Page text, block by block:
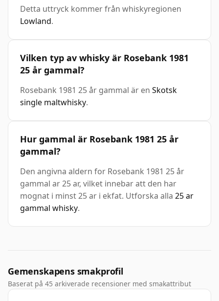
Detta uttryck kommer från whiskyregionen
Lowland.
Vilken typ av whisky är Rosebank 1981
25 år gammal?
Rosebank 1981 25 år gammal är en Skotsk
single maltwhisky.
Hur gammal är Rosebank 1981 25 år
gammal?
Den angivna aldern for Rosebank 1981 25 år
gammal ar 25 ar, vilket innebar att den har
mognat i minst 25 ar i ekfat. Utforska alla 25 ar
gammal whisky.
Gemenskapens smakprofil
Baserat på 45 arkiverade recensioner med smakattribut